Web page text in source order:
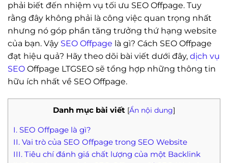
phải biết đến nhiệm vụ tối ưu SEO Offpage. Tuy
rằng đây không phải là công việc quan trọng nhất
nhưng nó góp phần tăng trưởng thứ hạng website
của bạn. Vậy SEO Offpage là gì? Cách SEO Offpage
đạt hiệu quả? Hãy theo dõi bài viết dưới đây, dịch vụ
SEO Offpage LTGSEO sẽ tổng hợp những thông tin
hữu ích nhất về SEO Offpage.
Danh mục bài viết [Ẩn nội dung]
I. SEO Offpage là gì?
II. Vai trò của SEO Offpage trong SEO Website
III. Tiêu chí đánh giá chất lượng của một Backlink